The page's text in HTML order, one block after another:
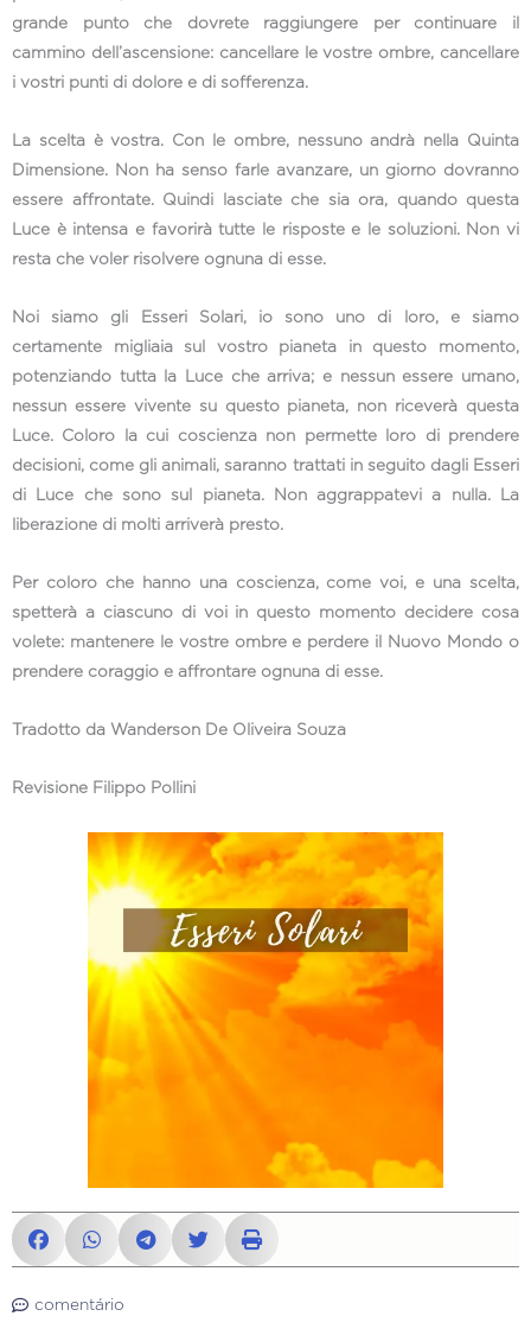
grande punto che dovrete raggiungere per continuare il
cammino dell’ascensione: cancellare le vostre ombre, cancellare
i vostri punti di dolore e di sofferenza.
La scelta è vostra. Con le ombre, nessuno andrà nella Quinta
Dimensione. Non ha senso farle avanzare, un giorno dovranno
essere affrontate. Quindi lasciate che sia ora, quando questa
Luce è intensa e favorirà tutte le risposte e le soluzioni. Non vi
resta che voler risolvere ognuna di esse.
Noi siamo gli Esseri Solari, io sono uno di loro, e siamo
certamente migliaia sul vostro pianeta in questo momento,
potenziando tutta la Luce che arriva; e nessun essere umano,
nessun essere vivente su questo pianeta, non riceverà questa
Luce. Coloro la cui coscienza non permette loro di prendere
decisioni, come gli animali, saranno trattati in seguito dagli Esseri
di Luce che sono sul pianeta. Non aggrappatevi a nulla. La
liberazione di molti arriverà presto.
Per coloro che hanno una coscienza, come voi, e una scelta,
spetterà a ciascuno di voi in questo momento decidere cosa
volete: mantenere le vostre ombre e perdere il Nuovo Mondo o
prendere coraggio e affrontare ognuna di esse.
Tradotto da Wanderson De Oliveira Souza
Revisione Filippo Pollini
comentário